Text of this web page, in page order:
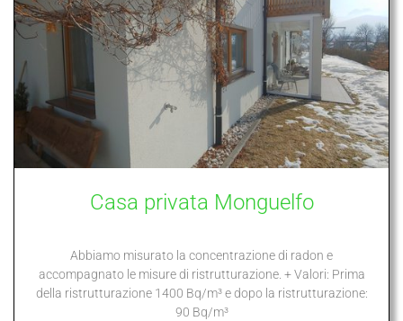
Casa privata Monguelfo
Abbiamo misurato la concentrazione di radon e
accompagnato le misure di ristrutturazione. + Valori: Prima
della ristrutturazione 1400 Bq/m³ e dopo la ristrutturazione:
90 Bq/m³